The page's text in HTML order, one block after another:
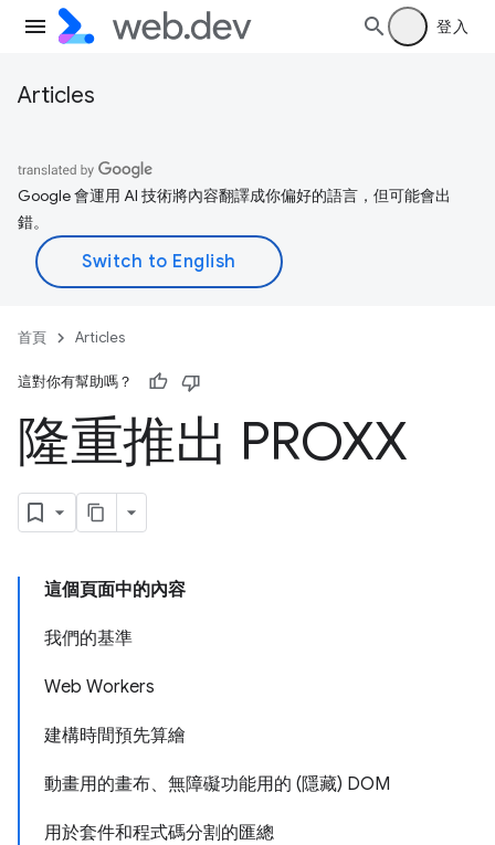
登入
Articles
Google 會運用 AI 技術將內容翻譯成你偏好的語言，但可能會出
錯。
首頁 Articles
這對你有幫助嗎？
隆重推出 PROXX
這個頁面中的內容
我們的基準
Web Workers
建構時間預先算繪
動畫用的畫布、無障礙功能用的 (隱藏) DOM
用於套件和程式碼分割的匯總